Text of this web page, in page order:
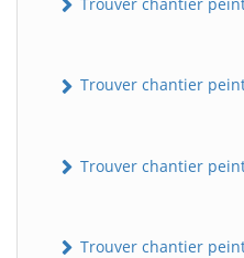
Trouver chantier
Trouver chantier
Trouver chantier